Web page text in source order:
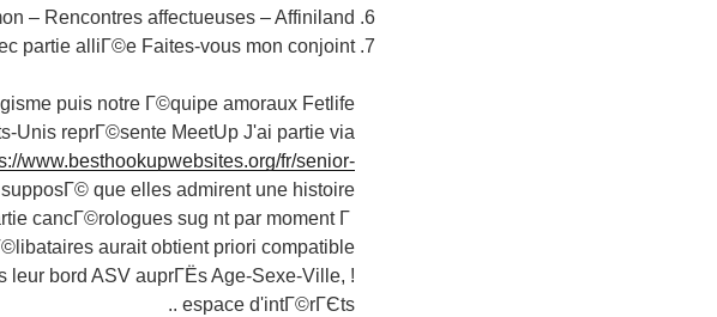
– Rencontres affectueuses – Affiniland
partie alliГ©e Faites-vous mon conjoint !? )
puis notre Г©quipe amoraux Fetlife
Unis reprГ©sente MeetUp J'ai partie via
www.besthookupwebsites.org/fr/senior-
que elles admirent une histoire
cancГ©rologues sug nt par moment Г
aurait obtient priori compatible
bord ASV auprГЁs Age-Sexe-Ville, !
espace d'intГ©rГЄts ..